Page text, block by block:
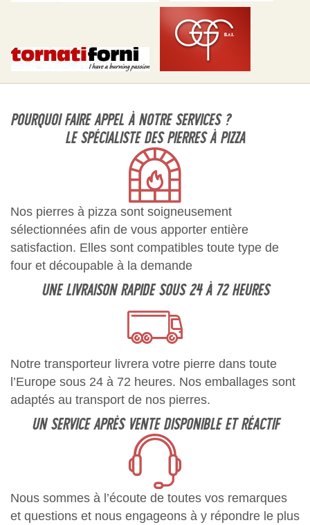
POURQUOI FAIRE APPEL À NOTRE SERVICES ?
LE SPÉCIALISTE DES PIERRES À PIZZA
Nos pierres à pizza sont soigneusement
sélectionnées afin de vous apporter entière
satisfaction. Elles sont compatibles toute type de
four et découpable à la demande
UNE LIVRAISON RAPIDE SOUS 24 À 72 HEURES
Notre transporteur livrera votre pierre dans toute
l’Europe sous 24 à 72 heures. Nos emballages sont
adaptés au transport de nos pierres.
UN SERVICE APRÈS VENTE DISPONIBLE ET RÉACTIF
Nous sommes à l’écoute de toutes vos remarques
et questions et nous engageons à y répondre le plus